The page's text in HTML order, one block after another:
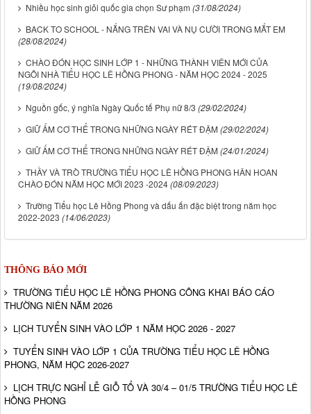
Nhiều học sinh giỏi quốc gia chọn Sư phạm (31/08/2024)
BACK TO SCHOOL - NẮNG TRÊN VAI VÀ NỤ CƯỜI TRONG MẮT EM
(28/08/2024)
CHÀO ĐÓN HỌC SINH LỚP 1 - NHỮNG THÀNH VIÊN MỚI CỦA
NGÔI NHÀ TIỂU HỌC LÊ HỒNG PHONG - NĂM HỌC 2024 - 2025
(19/08/2024)
Nguồn gốc, ý nghĩa Ngày Quốc tế Phụ nữ 8/3 (29/02/2024)
GIỮ ẤM CƠ THỂ TRONG NHỮNG NGÀY RÉT ĐẬM(29/02/2024)
GIỮ ẤM CƠ THỂ TRONG NHỮNG NGÀY RÉT ĐẬM(24/01/2024)
THẦY VÀ TRÒ TRƯỜNG TIỂU HỌC LÊ HỒNG PHONG HÂN HOAN
CHÀO ĐÓN NĂM HỌC MỚI 2023 -2024(08/09/2023)
Trường Tiểu học Lê Hồng Phong và dấu ấn đặc biệt trong năm học
2022-2023 (14/06/2023)
THÔNG BÁO MỚI
TRƯỜNG TIỂU HỌC LÊ HỒNG PHONG CÔNG KHAI BÁO CÁO
THƯỜNG NIÊN NĂM 2026
LỊCH TUYỂN SINH VÀO LỚP 1 NĂM HỌC 2026 - 2027
TUYỂN SINH VÀO LỚP 1 CỦA TRƯỜNG TIỂU HỌC LÊ HỒNG
PHONG, NĂM HỌC 2026-2027
LỊCH TRỰC NGHỈ LỄ GIỖ TỔ VÀ 30/4 – 01/5 TRƯỜNG TIỂU HỌC LÊ
HỒNG PHONG